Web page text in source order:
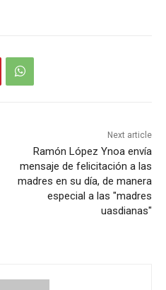
Next article
Ramón López Ynoa envía
mensaje de felicitación a las
madres en su día, de manera
especial a las "madres
uasdianas"